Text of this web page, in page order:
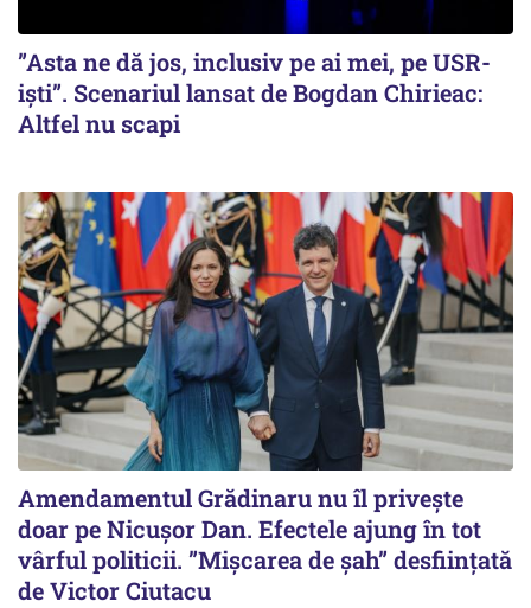
”Asta ne dă jos, inclusiv pe ai mei, pe USR-
iști”. Scenariul lansat de Bogdan Chirieac:
Altfel nu scapi
Amendamentul Grădinaru nu îl privește
doar pe Nicușor Dan. Efectele ajung în tot
vârful politicii. ”Mișcarea de șah” desființată
de Victor Ciutacu